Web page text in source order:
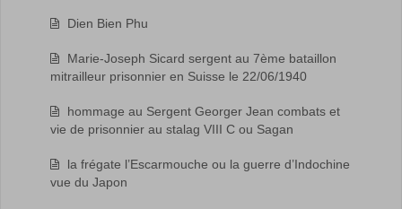
Dien Bien Phu
Marie-Joseph Sicard sergent au 7ème bataillon
mitrailleur prisonnier en Suisse le 22/06/1940
hommage au Sergent Georger Jean combats et
vie de prisonnier au stalag VIII C ou Sagan
la frégate l’Escarmouche ou la guerre d’Indochine
vue du Japon